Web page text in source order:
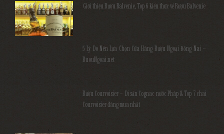
Giới thiệu Rượu Balvenie, Top 6 kiến thức về Rượu Balvenie
5 Lý Do Nên Lựa Chọn Cửa Hàng Rượu Ngoại Đồng Nai –
RuouNgoai.net
Rượu Courvoisier – Di sản Cognac nước Pháp & Top 7 chai
Courvoisier đáng mua nhất